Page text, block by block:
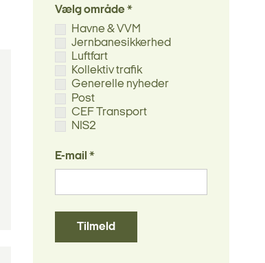
Vælg område *
Havne & VVM
Jernbanesikkerhed
Luftfart
Kollektiv trafik
Generelle nyheder
Post
CEF Transport
NIS2
E-mail *
Tilmeld